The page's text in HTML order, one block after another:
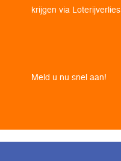
krijgen via Loterijverlies.
Meld u nu snel aan!